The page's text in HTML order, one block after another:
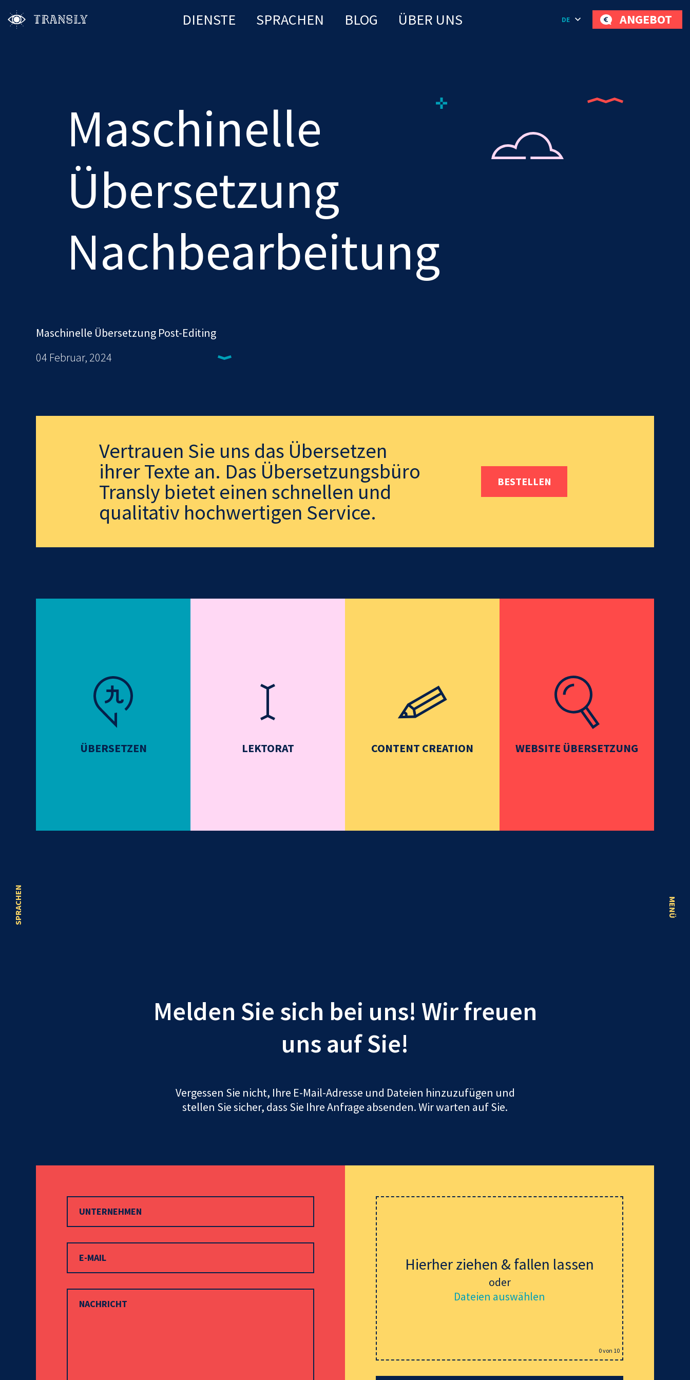
DIENSTE SPRACHEN BLOG ÜBER UNS DE ANGEBOT
Maschinelle
Übersetzung
Nachbearbeitung
Maschinelle Übersetzung Post-Editing
04 Februar, 2024
Vertrauen Sie uns das Übersetzen
ihrer Texte an. Das Übersetzungsbüro
Transly bietet einen schnellen und
qualitativ hochwertigen Service.
BESTELLEN
ÜBERSETZEN LEKTORAT CONTENT CREATION WEBSITE ÜBERSETZUNG
Melden Sie sich bei uns! Wir freuen
uns auf Sie!
Vergessen Sie nicht, Ihre E-Mail-Adresse und Dateien hinzuzufügen und
stellen Sie sicher, dass Sie Ihre Anfrage absenden. Wir warten auf Sie.
Hierher ziehen & fallen lassen
oder
Dateien auswählen
0von 10
SPRACHEN MENÜ